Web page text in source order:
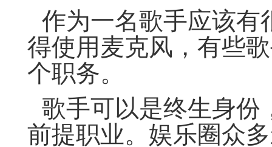
作为一名歌手应该有
得使用麦克风，有些
个职务。
歌手可以是终生身份
前提职业。娱乐圈众